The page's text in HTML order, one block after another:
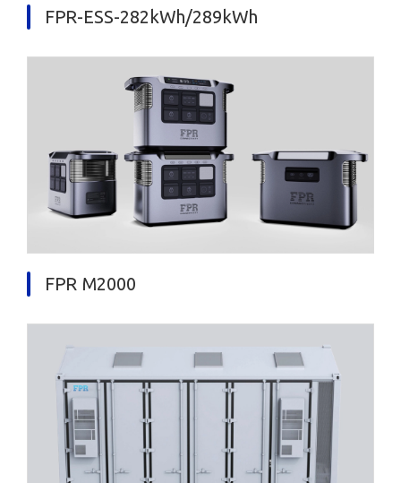
FPR-ESS-282kWh/289kWh
FPR M2000